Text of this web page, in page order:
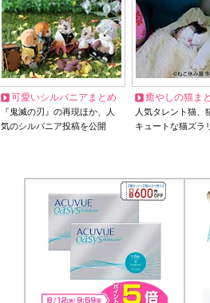
可愛いシルバニアまとめ
『鬼滅の刃』の再現ほか、人
気のシルバニア投稿を公開
癒やしの猫ま
人気タレント猫
キュートな猫ズラ